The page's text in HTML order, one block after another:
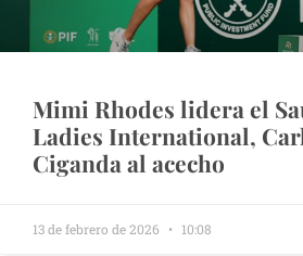
Mimi Rhodes lidera el
Ladies International,
Ciganda al acecho
13 de febrero de 2026 10:08